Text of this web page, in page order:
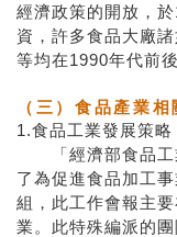
經濟政策的開放，
資，許多食品大廠
等均在1990年代前
（三）食品產業
1.食品工業發展策略
「經濟部食品工
了為促進食品加工
組，此工作會報主
業。此特殊編派的